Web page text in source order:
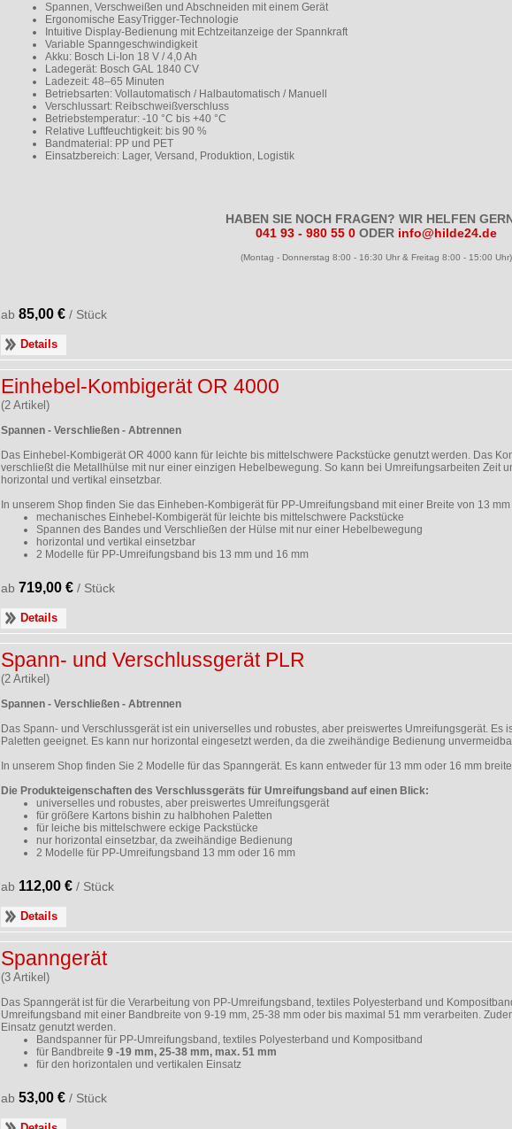
Spannen, Verschweißen und Abschneiden mit einem Gerät
Ergonomische EasyTrigger-Technologie
Intuitive Display-Bedienung mit Echtzeitanzeige der Spannkraft
Variable Spanngeschwindigkeit
Akku: Bosch Li-Ion 18 V / 4,0 Ah
Ladegerät: Bosch GAL 1840 CV
Ladezeit: 48–65 Minuten
Betriebsarten: Vollautomatisch / Halbautomatisch / Manuell
Verschlussart: Reibschweißverschluss
Betriebstemperatur: -10 °C bis +40 °C
Relative Luftfeuchtigkeit: bis 90 %
Bandmaterial: PP und PET
Einsatzbereich: Lager, Versand, Produktion, Logistik
HABEN SIE NOCH FRAGEN? WIR HELFEN
041 93 - 980 55 0 ODER info@hilde24.de
(Montag - Donnerstag 8:00 - 16:30 Uhr & Freitag 8:00 - 15:00 Uhr)
ab 85,00 € / Stück
Details
Einhebel-Kombigerät OR 4000
(2 Artikel)
Spannen - Verschließen - Abtrennen
Das Einhebel-Kombigerät OR 4000 kann für leichte bis mittelschwere Packstücke genutzt werden. Das
verschließt die Metallhülse mit nur einer einzigen Hebelbewegung. So kann bei Umreifungsarbeiten Zeit
horizontal und vertikal einsetzbar.
In unserem Shop finden Sie das Einheben-Kombigerät für PP-Umreifungsband mit einer Breite von 13
mechanisches Einhebel-Kombigerät für leichte bis mittelschwere Packstücke
Spannen des Bandes und Verschließen der Hülse mit nur einer Hebelbewegung
horizontal und vertikal einsetzbar
2 Modelle für PP-Umreifungsband bis 13 mm und 16 mm
ab 719,00 € / Stück
Details
Spann- und Verschlussgerät PLR
(2 Artikel)
Spannen - Verschließen - Abtrennen
Das Spann- und Verschlussgerät ist ein universelles und robustes, aber preiswertes Umreifungsgerät. Es
Paletten geeignet. Es kann nur horizontal eingesetzt werden, da die zweihändige Bedienung
In unserem Shop finden Sie 2 Modelle für das Spanngerät. Es kann entweder für 13 mm oder 16 mm
Die Produkteigenschaften des Verschlussgeräts für Umreifungsband auf einen Blick:
universelles und robustes, aber preiswertes Umreifungsgerät
für größere Kartons bishin zu halbhohen Paletten
für leiche bis mittelschwere eckige Packstücke
nur horizontal einsetzbar, da zweihändige Bedienung
2 Modelle für PP-Umreifungsband 13 mm oder 16 mm
ab 112,00 € / Stück
Details
Spanngerät
(3 Artikel)
Das Spanngerät ist für die Verarbeitung von PP-Umreifungsband, textiles Polyesterband und
Umreifungsband mit einer Bandbreite von 9-19 mm, 25-38 mm oder bis maximal 51 mm verarbeiten.
Einsatz genutzt werden.
Bandspanner für PP-Umreifungsband, textiles Polyesterband und Kompositband
für Bandbreite 9 -19 mm, 25-38 mm, max. 51 mm
für den horizontalen und vertikalen Einsatz
ab 53,00 € / Stück